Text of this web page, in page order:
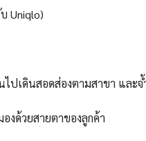
Uniqlo)
ปเดินสอดส่องตามสาขา และจ้
องด้วยสายตาของลูกค้า